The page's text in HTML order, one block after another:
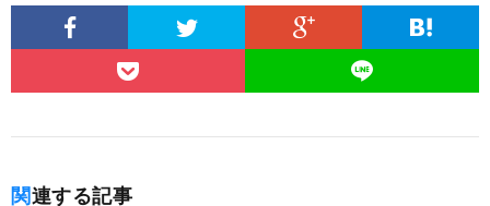
関連する記事